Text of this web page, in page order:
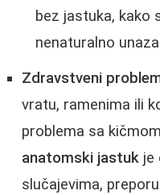
bez jastuka, kako
nenaturalno
Zdravstveni
vratu, ramenima ili
problema sa
anatomski jastuk je
slučajevima,